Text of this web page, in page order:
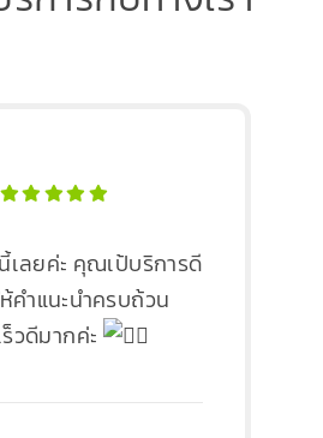
เลยค่ะ คุณเป้บริการดี
คำแนะนำครบถ้วน
วดีมากค่ะ